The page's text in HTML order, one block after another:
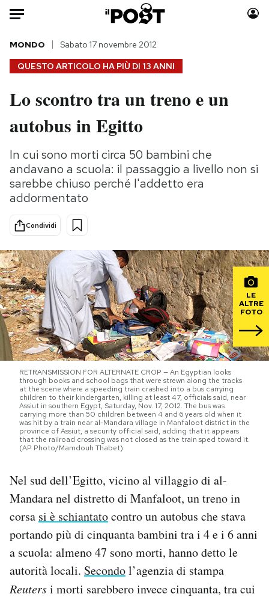
Auto
HOME
Italia
Politica
Tecnologia
Internet
Scienza
Cultura
Economia
Moda
Storie/Idee
Ok Boomer!
Media
PODCAST
NEWSLETTER
I MIEI PREFERITI
SHOP
CALENDARIO
AREA PERSONALE
Area Personale
Newsletter
Notifiche mobile
Hai bisogno di aiuto?
QUESTO ARTICOLO HA PIÙ DI 13 ANNI
MONDO Sabato 17 novembre 2012
Lo scontro tra un treno e un
autobus in Egitto
In cui sono morti circa 50 bambini che
andavano a scuola: il passaggio a livello non si
sarebbe chiuso perché l'addetto era
addormentato
Condividi
LE
ALTRE
FOTO
RETRANSMISSION FOR ALTERNATE CROP — An Egyptian looks
through books and school bags that were strewn along the tracks
at the scene where a speeding train crashed into a bus carrying
children to their kindergarten, killing at least 47, officials said, near
Assiut in southern Egypt, Saturday, Nov. 17, 2012. The bus was
carrying more than 50 children between 4 and 6 years old when it
was hit by a train near al-Mandara village in Manfaloot district in the
province of Assiut, a security official said, adding that it appears
that the railroad crossing was not closed as the train sped toward it.
(AP Photo/Mamdouh Thabet)
Nel sud dell’Egitto, vicino al villaggio di al-
Mandara nel distretto di Manfaloot, un treno in
corsa si è schiantatocontro un autobus che stava
portando più di cinquanta bambini tra i 4 e i 6 anni
a scuola: almeno 47 sono morti, hanno detto le
autorità locali. Secondol’agenzia di stampa
Reutersi morti sarebbero invece cinquanta, tra cui